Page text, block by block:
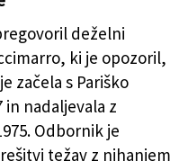
deželni
ki je opozoril,
začela s Pariško
nadaljevala z
Odbornik je
težav z nihanjem